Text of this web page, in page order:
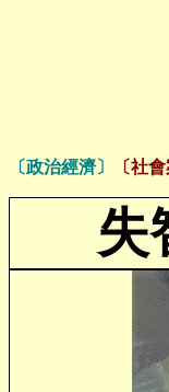
〔政治經濟〕 〔社
失